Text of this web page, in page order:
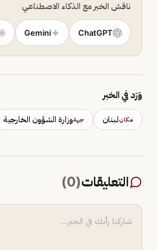
ناقش الخبر مع الذكاء الاصطناعي
ChatGPT
Gemini
وَرَد في الخبر
مكانلبنان جهةوزارة الشؤون الخارجية
التعليقات(
0
)